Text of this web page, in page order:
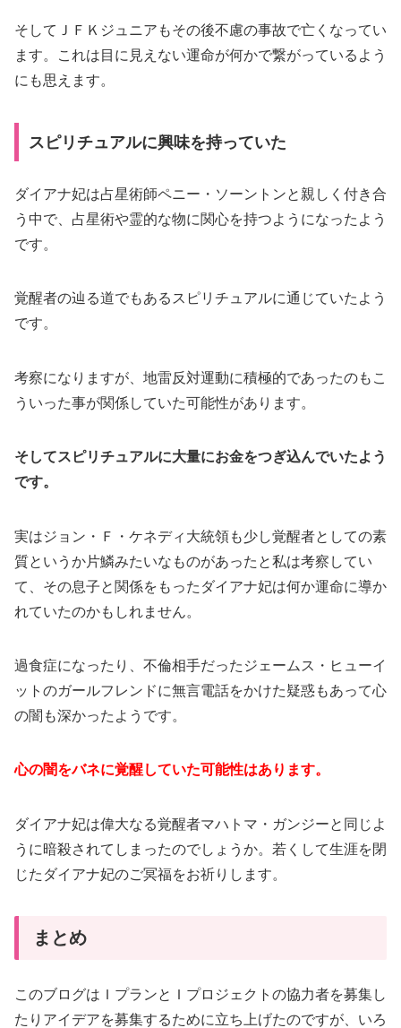
そしてＪＦＫジュニアもその後不慮の事故で亡くなってい
ます。これは目に見えない運命が何かで繋がっているよう
にも思えます。
スピリチュアルに興味を持っていた
ダイアナ妃は占星術師ペニー・ソーントンと親しく付き合
う中で、占星術や霊的な物に関心を持つようになったよう
です。
覚醒者の辿る道でもあるスピリチュアルに通じていたよう
です。
考察になりますが、地雷反対運動に積極的であったのもこ
ういった事が関係していた可能性があります。
そしてスピリチュアルに大量にお金をつぎ込んでいたよう
です。
実はジョン・Ｆ・ケネディ大統領も少し覚醒者としての素
質というか片鱗みたいなものがあったと私は考察してい
て、その息子と関係をもったダイアナ妃は何か運命に導か
れていたのかもしれません。
過食症になったり、不倫相手だったジェームス・ヒューイ
ットのガールフレンドに無言電話をかけた疑惑もあって心
の闇も深かったようです。
心の闇をバネに覚醒していた可能性はあります。
ダイアナ妃は偉大なる覚醒者マハトマ・ガンジーと同じよ
うに暗殺されてしまったのでしょうか。若くして生涯を閉
じたダイアナ妃のご冥福をお祈りします。
まとめ
このブログはＩプランとＩプロジェクトの協力者を募集し
たりアイデアを募集するために立ち上げたのですが、いろ